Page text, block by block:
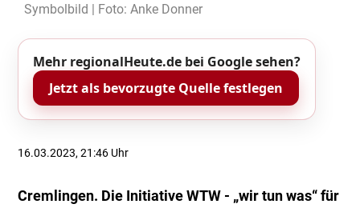
Symbolbild | Foto: Anke Donner
Mehr regionalHeute.de bei Google sehen?
Jetzt als bevorzugte Quelle festlegen
16.03.2023, 21:46 Uhr
Cremlingen. Die Initiative WTW - „wir tun was“ für